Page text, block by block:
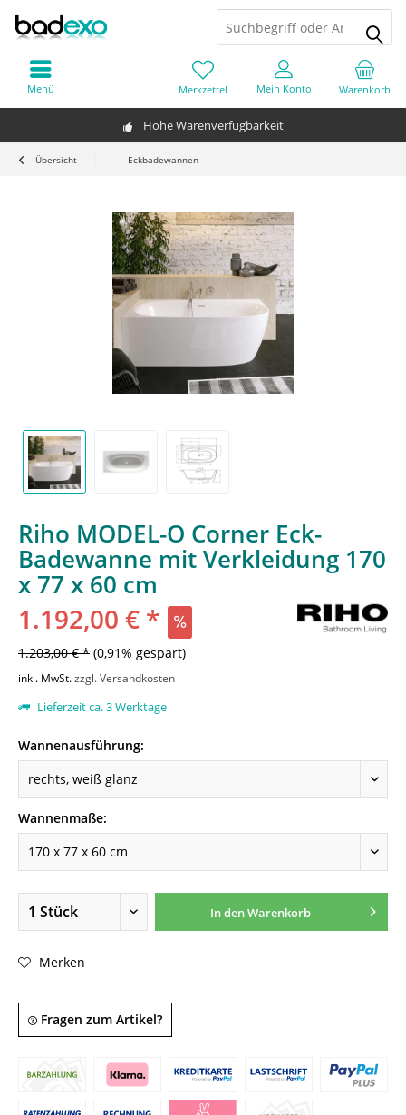
Hohe Warenverfügbarkeit
Warenkorb
Merkzettel Mein Konto
Menü
Übersicht Eckbadewannen
Riho MODEL-O Corner Eck-
Badewanne mit Verkleidung 170
x 77 x 60 cm
1.192,00 € *
1.203,00 € * (0,91% gespart)
inkl. MwSt.zzgl. Versandkosten
Lieferzeit ca. 3 Werktage
Wannenausführung:
Wannenmaße:
In denWarenkorb
Merken
Fragen zum Artikel?